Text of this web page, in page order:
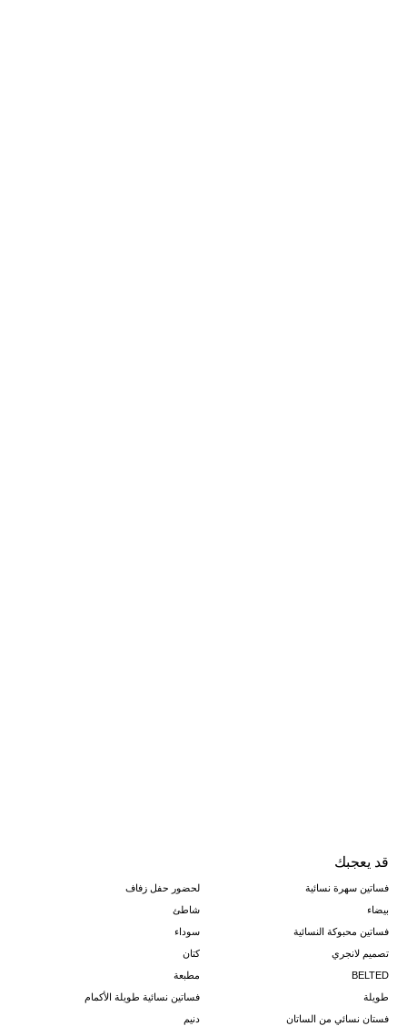
قد يعجبك
فساتين سهرة نسائية
لحضور حفل زفاف
بيضاء
شاطئ
فساتين محبوكة النسائية
سوداء
تصميم لانجري
كتان
BELTED
مطبعة
طويلة
فساتين نسائية طويلة الأكمام
فستان نسائي من الساتان
دنيم